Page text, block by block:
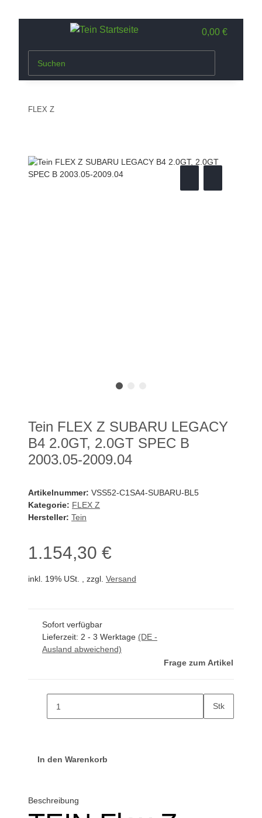
0,00 €
FLEX Z
Tein FLEX Z SUBARU LEGACY
B4 2.0GT, 2.0GT SPEC B
2003.05-2009.04
Artikelnummer: VSS52-C1SA4-SUBARU-BL5
Kategorie: FLEX Z
Hersteller: Tein
1.154,30 €
inkl. 19% USt. , zzgl. Versand
Sofort verfügbar
Lieferzeit: 2 - 3 Werktage (DE -
Ausland abweichend)
Frage zum Artikel
Stk
In den Warenkorb
Beschreibung